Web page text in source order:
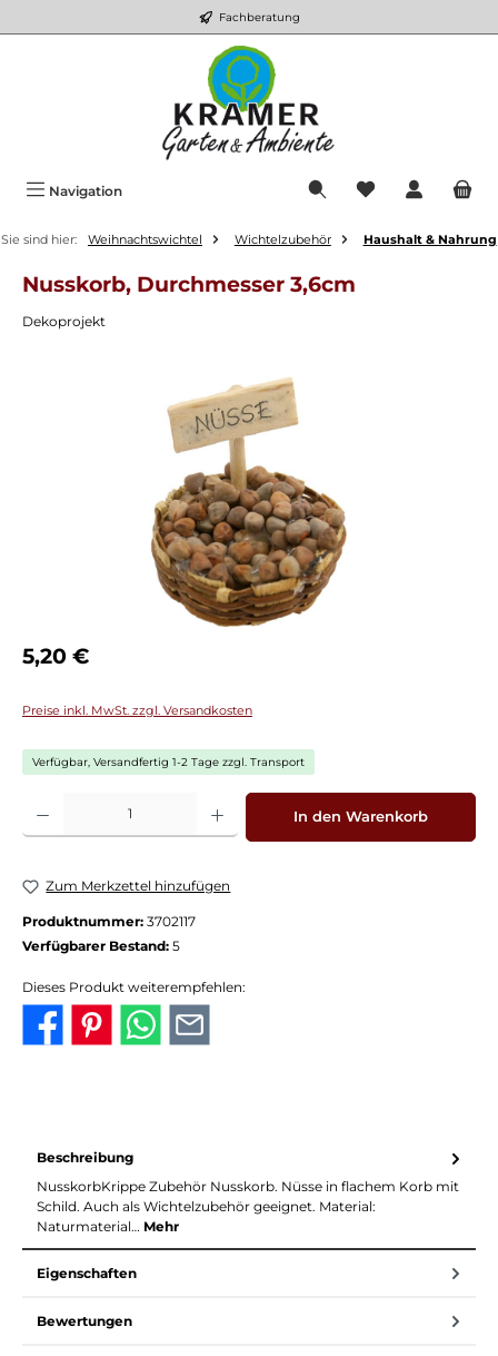
Fachberatung
Navigation Du hast 0
Sie sind hier: Weihnachtswichtel Wichtelzubehör Haushalt & Nahrung
Nusskorb, Durchmesser 3,6cm
Dekoprojekt
Regulärer Preis:
5,20 €
Preise inkl. MwSt. zzgl. Versandkosten
Verfügbar, Versandfertig 1-2 Tage zzgl. Transport
Produkt Anzahl: Gib den gewünschten Wert ein oder benutze die
In den Warenkorb
Zum Merkzettel hinzufügen
Produktnummer: 3702117
Verfügbarer Bestand: 5
Dieses Produkt weiterempfehlen:
Beschreibung
NusskorbKrippe Zubehör Nusskorb. Nüsse in flachem Korb mit
Schild. Auch als Wichtelzubehör geeignet. Material:
Naturmaterial… Mehr
Eigenschaften
Bewertungen